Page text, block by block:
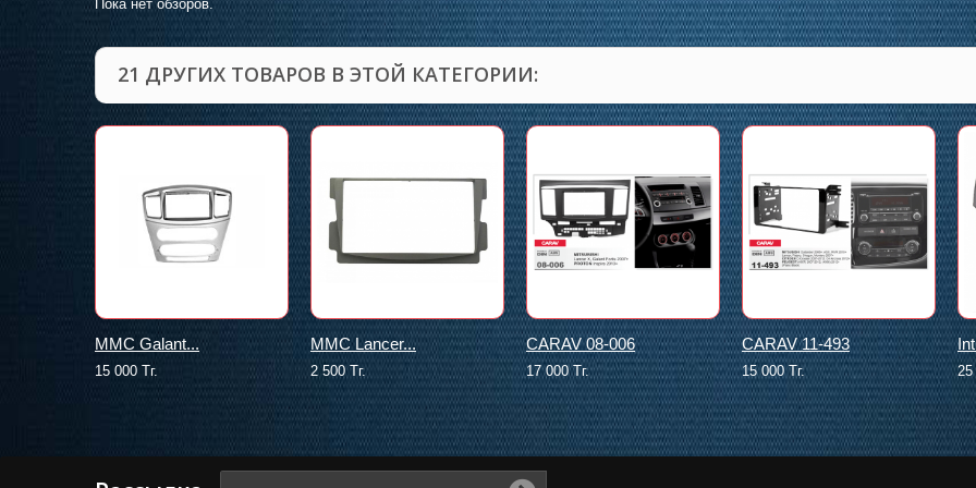
Пока нет обзоров.
21 ДРУГИХ ТОВАРОВ В ЭТОЙ КАТЕГОРИИ:
MMC Galant...
15 000 Тг.
MMC Lancer...
2 500 Тг.
CARAV 08-006
17 000 Тг.
CARAV 11-493
15 000 Тг. 25